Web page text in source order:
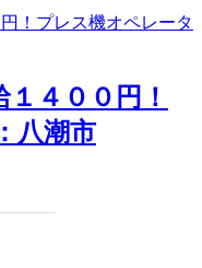
４００円！
八潮市